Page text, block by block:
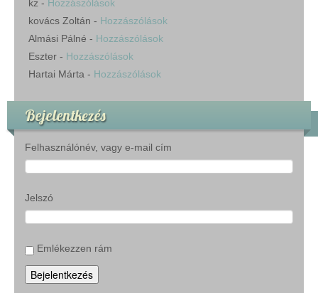
kz - Hozzászólások
kovács Zoltán - Hozzászólások
Almási Pálné - Hozzászólások
Eszter - Hozzászólások
Hartai Márta - Hozzászólások
Bejelentkezés
Felhasználónév, vagy e-mail cím
Jelszó
Emlékezzen rám
Bejelentkezés